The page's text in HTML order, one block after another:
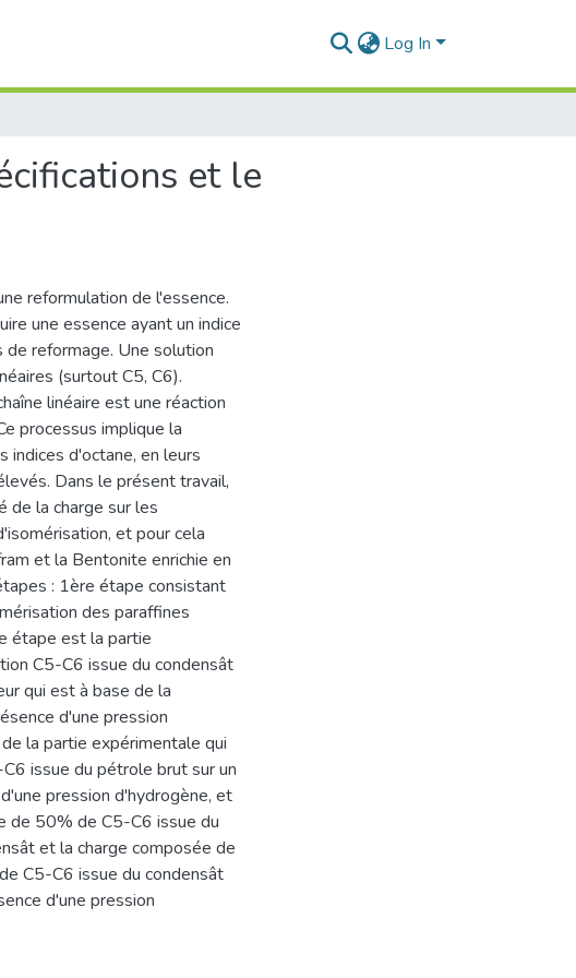
Log In
et le
reformulation de l'essence.
une essence ayant un indice
reformage. Une solution
(surtout C5, C6).
linéaire est une réaction
processus implique la
indices d'octane, en leurs
Dans le présent travail,
de la charge sur les
et pour cela
et la Bentonite enrichie en
: 1ère étape consistant
des paraffines
étape est la partie
C5-C6 issue du condensât
qui est à base de la
d'une pression
la partie expérimentale qui
issue du pétrole brut sur un
pression d'hydrogène, et
de 50% de C5-C6 issue du
et la charge composée de
C5-C6 issue du condensât
d'une pression